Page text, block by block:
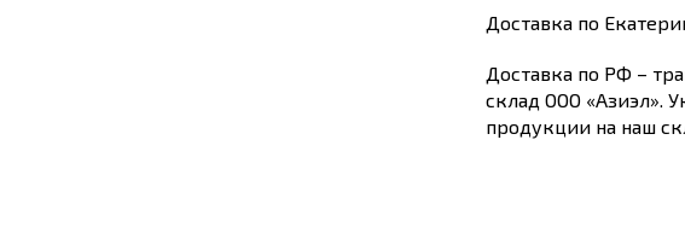
Доставка по
Доставка по РФ –
склад ООО «Азиэл».
продукции на наш